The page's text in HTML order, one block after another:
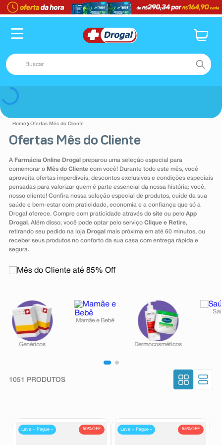
Buscar
Ofertas Mês do Cliente
Ofertas Mês do Cliente
A Farmácia Online Drogal preparou uma seleção especial para
comemorar o Mês do Clientecom você! Durante todo este mês, você
aproveita ofertas imperdíveis, descontos exclusivos e condições especiais
pensadas para valorizar quem é parte essencial da nossa história: você,
nosso cliente! Confira nossa seleção especial de produtos, cuide da sua
saúde e bem-estar com praticidade, economia e a confiança que só a
Drogal oferece. Compre com praticidade através do siteou pelo App
Drogal . Além disso, você pode optar pelo serviço Clique e Retire,
retirando seu pedido na loja Drogal mais próxima em até 60 minutos, ou
receber seus produtos no conforto da sua casa com entrega rápida e
segura.
1051 PRODUTOS
50%OFF
Leve + Pague - 55%OFF
Leve + Pague -
TERMOS MAIS BUSCADOS
1º fralda
2º dipirona
3
4º
5º
6º desodorante
7º teste gravidez
8º esmalte
9º absorvente
10ºshampoo
TERMOS MAIS BUSCADOS
dipirona
3 º lenço umedecido
4º tadalafila
5º minoxidil
6º desodorante
7º teste gravidez
8º esmalte
9º absorvente
10ºshampoo